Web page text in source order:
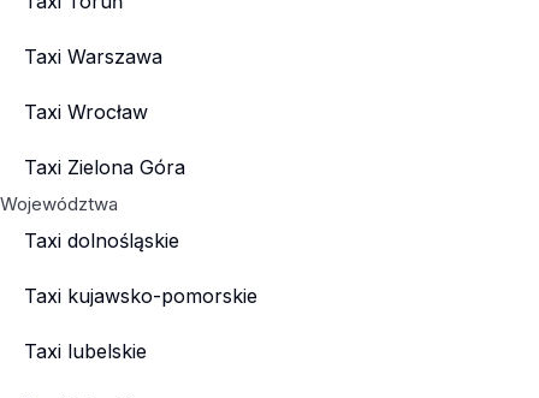
Taxi Warszawa
Taxi Wrocław
Taxi Zielona Góra
Województwa
Taxi dolnośląskie
Taxi kujawsko-pomorskie
Taxi lubelskie